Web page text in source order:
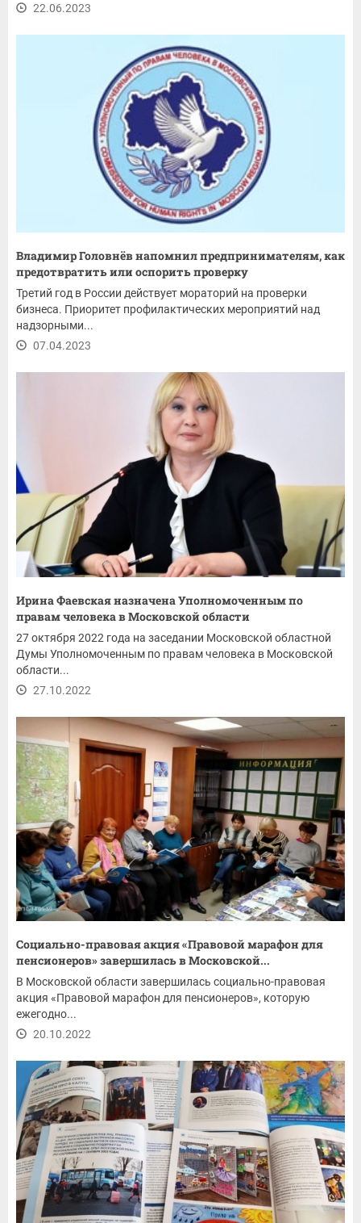
22.06.2023
Владимир Головнёв напомнил предпринимателям, как
предотвратить или оспорить проверку
Третий год в России действует мораторий на проверки
бизнеса. Приоритет профилактических мероприятий над
надзорными...
07.04.2023
Ирина Фаевская назначена Уполномоченным по
правам человека в Московской области
27 октября 2022 года на заседании Московской областной
Думы Уполномоченным по правам человека в Московской
области...
27.10.2022
Социально-правовая акция «Правовой марафон для
пенсионеров» завершилась в Московской...
В Московской области завершилась социально-правовая
акция «Правовой марафон для пенсионеров», которую
ежегодно...
20.10.2022